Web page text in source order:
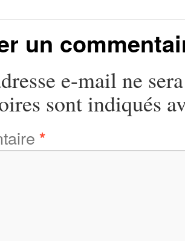
un
e-mail ne
sont indiqués
*